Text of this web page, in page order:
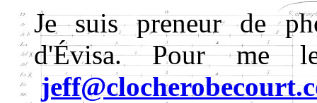
Je suis preneur de
d'Évisa. Pour me